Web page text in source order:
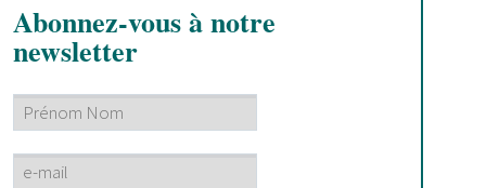
Abonnez-vous à notre
newsletter